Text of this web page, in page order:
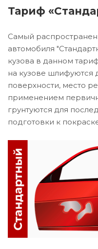
Тариф
Самый
автомобиля
кузова в данном
на кузове шлифуются
поверхности, место
применением
грунтуются для
подготовки к